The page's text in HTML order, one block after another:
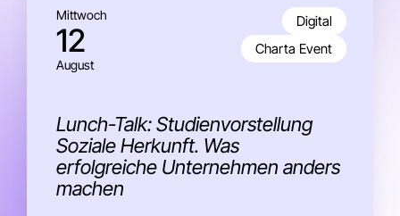
Mittwoch
12
August
Lunch-Talk: Studienvorstellung
Soziale Herkunft. Was
erfolgreiche Unternehmen anders
machen
Digital
Charta Event